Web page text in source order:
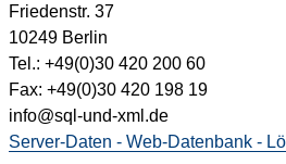
Friedenstr. 37
10249 Berlin
Tel.: +49(0)30 420 200 60
Fax: +49(0)30 420 198 19
info@sql-und-xml.de
Server-Daten - Web-Datenbank -